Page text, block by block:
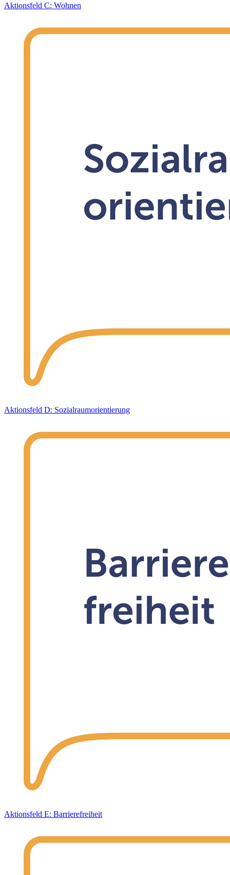
Aktionsfeld C: Wohnen
Aktionsfeld D: Sozialraumorientierung
Aktionsfeld E: Barrierefreiheit